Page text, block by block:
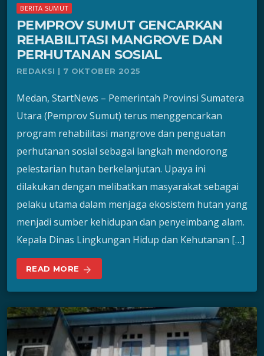
BERITA SUMUT
PEMPROV SUMUT GENCARKAN
REHABILITASI MANGROVE DAN
PERHUTANAN SOSIAL
REDAKSI | 7 OKTOBER 2025
Medan, StartNews – Pemerintah Provinsi Sumatera
Utara (Pemprov Sumut) terus menggencarkan
program rehabilitasi mangrove dan penguatan
perhutanan sosial sebagai langkah mendorong
pelestarian hutan berkelanjutan. Upaya ini
dilakukan dengan melibatkan masyarakat sebagai
pelaku utama dalam menjaga ekosistem hutan yang
menjadi sumber kehidupan dan penyeimbang alam.
Kepala Dinas Lingkungan Hidup dan Kehutanan […]
READ MORE arrow_forward